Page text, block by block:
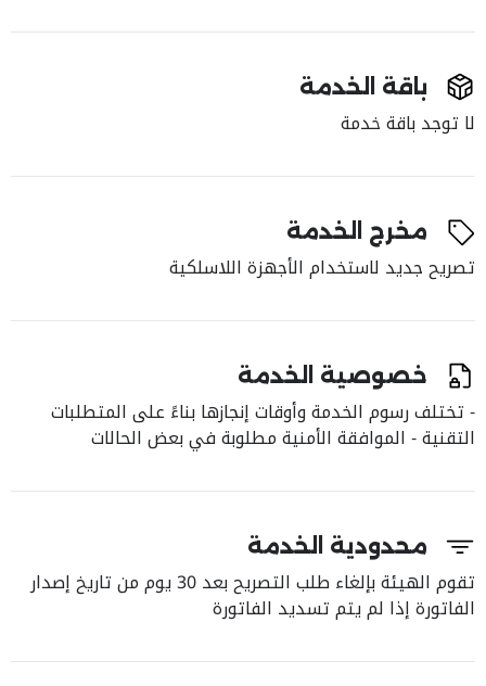
باقة الخدمة
لا توجد باقة خدمة
مخرج الخدمة
تصريح جديد لاستخدام الأجهزة اللاسلكية
خصوصية الخدمة
- تختلف رسوم الخدمة وأوقات إنجازها بناءً على المتطلبات
التقنية - الموافقة الأمنية مطلوبة في بعض الحالات
محدودية الخدمة
تقوم الهيئة بإلغاء طلب التصريح بعد 30 يوم من تاريخ إصدار
الفاتورة إذا لم يتم تسديد الفاتورة